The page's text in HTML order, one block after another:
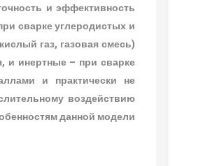
и эффективность
сварке углеродистых и
газ, газовая смесь)
и инертные – при сварке
и практически не
воздействию
данной модели